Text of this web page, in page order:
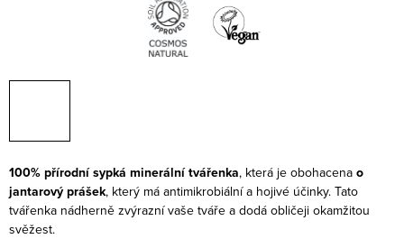
100% přírodní sypká minerální tvářenka, která je obohacena o
jantarový prášek, který má antimikrobiální a hojivé účinky. Tato
tvářenka nádherně zvýrazní vaše tváře a dodá obličeji okamžitou
svěžest.